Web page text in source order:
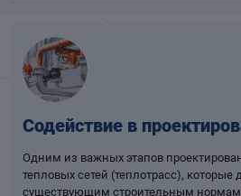
Содействие в
Одним из важных этапов
тепловых сетей (теплотрасс),
существующим строительным
Компенсаторы